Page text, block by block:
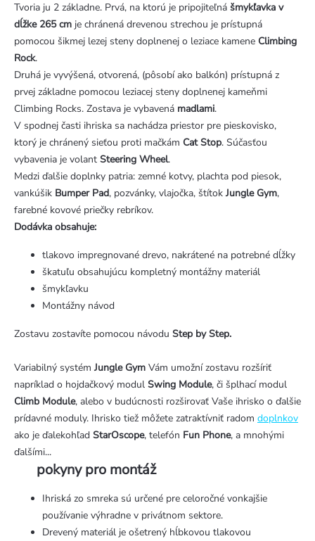
Tvoria ju 2 základne. Prvá, na ktorú je pripojiteľná šmykľavka v
dĺžke 265 cm je chránená drevenou strechou je prístupná
pomocou šikmej lezej steny doplnenej o leziace kamene Climbing
Rock.
Druhá je vyvýšená, otvorená, (pôsobí ako balkón) prístupná z
prvej základne pomocou leziacej steny doplnenej kameňmi
Climbing Rocks. Zostava je vybavená madlami.
V spodnej časti ihriska sa nachádza priestor pre pieskovisko,
ktorý je chránený sieťou proti mačkám Cat Stop. Súčasťou
vybavenia je volant Steering Wheel.
Medzi ďalšie doplnky patria: zemné kotvy, plachta pod piesok,
vankúšik Bumper Pad, pozvánky, vlajočka, štítok Jungle Gym,
farebné kovové priečky rebríkov.
Dodávka obsahuje:
tlakovo impregnované drevo, nakrátené na potrebné dĺžky
škatuľu obsahujúcu kompletný montážny materiál
šmykľavku
Montážny návod
Zostavu zostavíte pomocou návodu Step by Step.
Variabilný systém Jungle Gym Vám umožní zostavu rozšíriť
napríklad o hojdačkový modul Swing Module, či šplhací modul
Climb Module, alebo v budúcnosti rozširovať Vaše ihrisko o ďalšie
prídavné moduly. Ihrisko tiež môžete zatraktívniť radom doplnkov
ako je ďalekohľad StarOscope, telefón Fun Phone, a mnohými
ďalšími...
pokyny pro montáž
Ihriská zo smreka sú určené pre celoročné vonkajšie
používanie výhradne v privátnom sektore.
Drevený materiál je ošetrený hĺbkovou tlakovou